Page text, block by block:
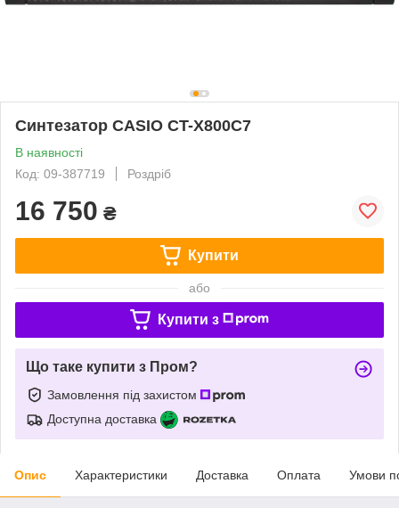
Синтезатор CASIO CT-X800C7
В наявності
Код: 09-387719
Роздріб
16 750 ₴
Купити
або
Купити з
Що таке купити з Пром?
Замовлення під захистом
Доступна доставка
Опис Характеристики Доставка Оплата Умови